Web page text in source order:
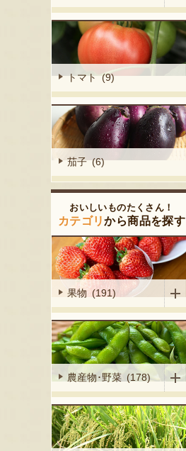
トマト (9)
茄子 (6)
おいしいものたくさん！
カテゴリから商品を探す
果物 (191)
農産物･野菜 (178)